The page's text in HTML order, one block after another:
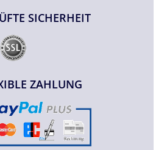
SICHERHEIT
ZAHLUNG